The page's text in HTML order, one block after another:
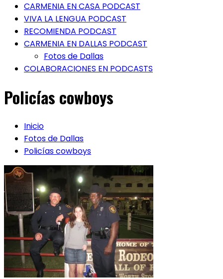
CARMENIA EN CASA PODCAST
VIVA LA LENGUA PODCAST
RECOMIENDA PODCAST
CARMENIA EN DALLAS PODCAST
Fotos de Dallas
COLABORACIONES EN PODCASTS
Policías cowboys
Inicio
Fotos de Dallas
Policías cowboys